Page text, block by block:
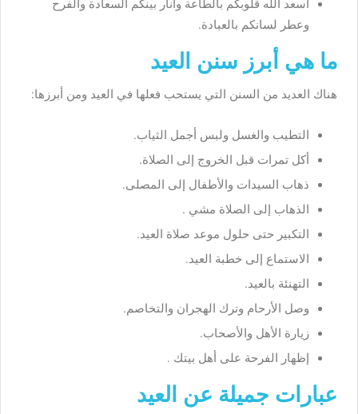
أسعد الله قلوبكم بالطاعة وأنار بينكم السعادة والفرح
وعطر لسانكم بالعبادة.
ما هي أبرز سنن العيد
هناك العديد من السنن التي يستحب فعلها في العيد ومن أبرزها:
التطيب والغسل ولبس أجمل الثياب.
أكل تمرات قبل الخروج إلى الصلاة.
ذهاب السيدات والأطفال إلى المصلى.
الذهاب إلى الصلاة مشي .
التكبير حتى حلول موعد صلاة العيد.
الاستماع إلى خطبة العيد.
التهنئة بالعيد.
وصل الأرحام وترك الهجران والتخاصم.
زيارة الأهل والأصحاب.
إظهار الفرحة على أهل بيتك .
عبارات جميلة عن العيد